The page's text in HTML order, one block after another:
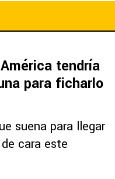
tendría
para ficharlo
suena para llegar
cara este